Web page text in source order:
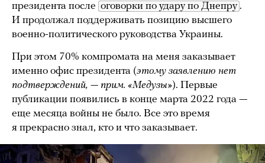
президента после оговорки по удару по Днепру .
И продолжал поддерживать позицию высшего
военно-политического руководства Украины.
При этом 70% компромата на меня заказывает
именно офис президента (этому заявлению нет
подтверждений, — прим. «Медузы»). Первые
публикации появились в конце марта 2022 года —
еще месяца войны не было. Все это время
я прекрасно знал, кто и что заказывает.